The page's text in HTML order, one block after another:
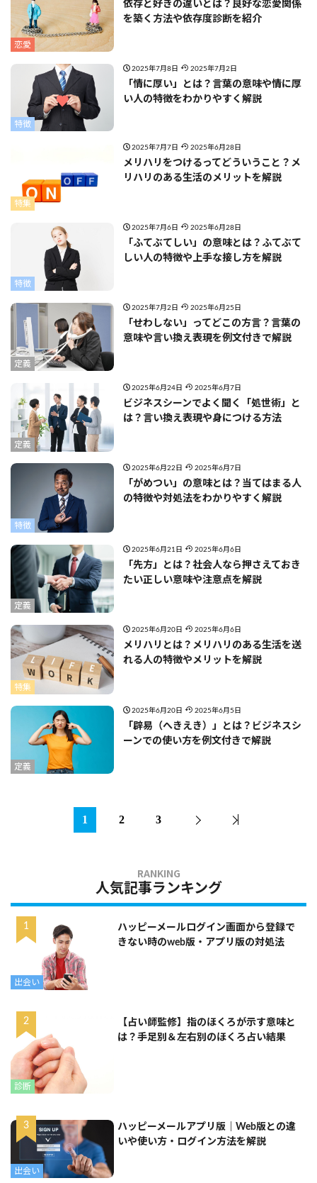
恋愛
依存と好きの違いとは？良好な恋愛関係
を築く方法や依存度診断を紹介
特徴
2025年7月8日 2025年7月2日
「情に厚い」とは？言葉の意味や情に厚
い人の特徴をわかりやすく解説
特集
2025年7月7日 2025年6月28日
メリハリをつけるってどういうこと？メ
リハリのある生活のメリットを解説
特徴
2025年7月6日 2025年6月28日
「ふてぶてしい」の意味とは？ふてぶて
しい人の特徴や上手な接し方を解説
定義
2025年7月2日 2025年6月25日
「せわしない」ってどこの方言？言葉の
意味や言い換え表現を例文付きで解説
定義
2025年6月24日 2025年6月7日
ビジネスシーンでよく聞く「処世術」と
は？言い換え表現や身につける方法
特徴
2025年6月22日 2025年6月7日
「がめつい」の意味とは？当てはまる人
の特徴や対処法をわかりやすく解説
定義
2025年6月21日 2025年6月6日
「先方」とは？社会人なら押さえておき
たい正しい意味や注意点を解説
特集
2025年6月20日 2025年6月6日
メリハリとは？メリハリのある生活を送
れる人の特徴やメリットを解説
定義
2025年6月20日 2025年6月5日
「辟易（へきえき）」とは？ビジネスシ
ーンでの使い方を例文付きで解説
1 2 3
人気記事ランキング
出会い
ハッピーメールログイン画面から登録で
きない時のweb版・アプリ版の対処法
診断
【占い師監修】指のほくろが示す意味と
は？手足別＆左右別のほくろ占い結果
出会い
ハッピーメールアプリ版｜Web版との違
いや使い方・ログイン方法を解説